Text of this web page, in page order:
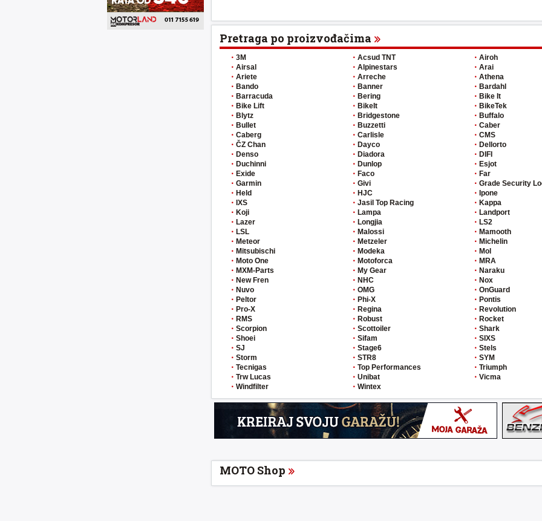
Pretraga po proizvođačima
3M
Airsal
Ariete
Bando
Barracuda
Bike Lift
Blytz
Bullet
Caberg
ČZ Chan
Denso
Duchinni
Exide
Garmin
Held
IXS
Koji
Lazer
LSL
Meteor
Mitsubischi
Moto One
MXM-Parts
New Fren
Nuvo
Peltor
Pro-X
RMS
Scorpion
Shoei
SJ
Storm
Tecnigas
Trw Lucas
Windfilter
Acsud TNT
Alpinestars
Arreche
Banner
Bering
BikeIt
Bridgestone
Buzzetti
Carlisle
Dayco
Diadora
Dunlop
Faco
Givi
HJC
Jasil Top Racing
Lampa
Longjia
Malossi
Metzeler
Modeka
Motoforca
My Gear
NHC
OMG
Phi-X
Regina
Robust
Scottoiler
Sifam
Stage6
STR8
Top Performances
Unibat
Wintex
Airoh
Arai
Athena
Bardahl
Bike It
BikeTek
Buffalo
Caber
CMS
Dellorto
DIFI
Esjot
Far
Grade Security
Ipone
Kappa
Landport
LS2
Mamooth
Michelin
Mol
MRA
Naraku
Nox
OnGuard
Pontis
Revolution
Rocket
Shark
SIXS
Stels
SYM
Triumph
Vicma
MOTO Shop